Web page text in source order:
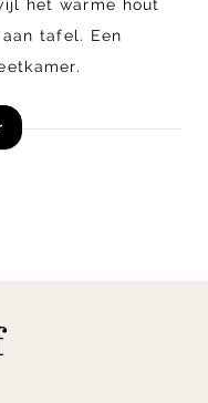
het warme hout
tafel. Een
nu online!